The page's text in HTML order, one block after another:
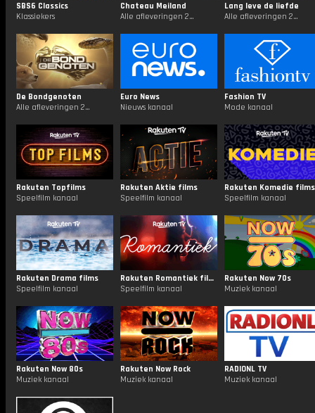
SBS6 Classics
Klassiekers
Chateau Meiland
Alle afleveringen 24/7
Lang leve de liefde
Alle afleveringen 24/7
De Bondgenoten
Alle afleveringen 24/7
Euro News
Nieuws kanaal
Fashion TV
Mode kanaal
Rakuten Topfilms
Speelfilm kanaal
Rakuten Aktie films
Speelfilm kanaal
Rakuten Komedie films
Speelfilm kanaal
Rakuten Drama films
Speelfilm kanaal
Rakuten Romantiek films
Speelfilm kanaal
Rakuten Now 70s
Muziek kanaal
Rakuten Now 80s
Muziek kanaal
Rakuten Now Rock
Muziek kanaal
RADIONL TV
Muziek kanaal